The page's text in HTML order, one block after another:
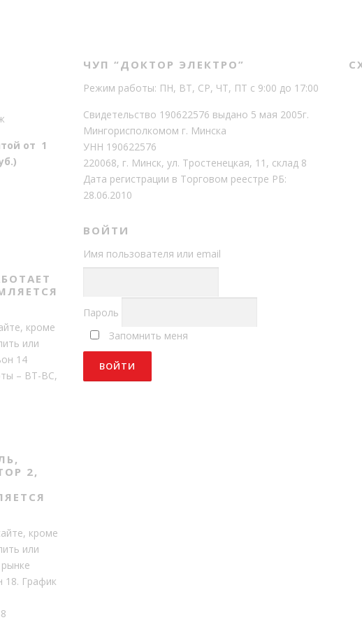
от 1
кроме
или
14
– ВТ-ВС,
2,
кроме
или
18. График
ЧУП “ДОКТОР ЭЛЕКТРО”
Режим работы: ПН, ВТ, СР, ЧТ, ПТ с 9:00 до 17:00
Свидетельство 190622576 выдано 5 мая 2005г.
Мингорисполкомом г. Минска
УНН 190622576
220068, г. Минск, ул. Тростенецкая, 11, склад 8
Дата регистрации в Торговом реестре РБ:
28.06.2010
ВОЙТИ
Имя пользователя или email
Пароль
Запомнить меня